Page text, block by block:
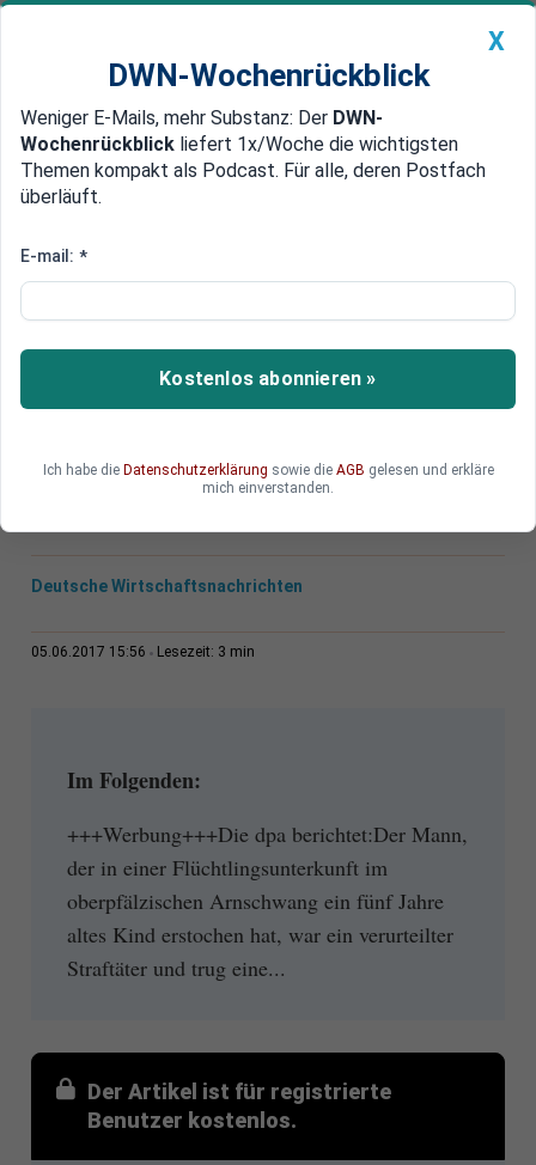
Newsticker MEIN DWN: Geldanlage Premium
Edelmetalle DWN-Magazin China
Mutter schwer verletzt
Oberpfalz: Mörder eines Jungen
war Straftäter mit Fußfessel
In einem Flüchtlingsheim hat ein Mann einen
Straftäter mit Fußfessel.
Deutsche Wirtschaftsnachrichten
05.06.2017 15:56 Lesezeit: 3 min
Im Folgenden:
+++Werbung+++Die dpa berichtet:Der Mann,
der in einer Flüchtlingsunterkunft im
oberpfälzischen Arnschwang ein fünf Jahre
altes Kind erstochen hat, war ein verurteilter
Straftäter und trug eine...
Der Artikel ist für registrierte
Benutzer kostenlos.
X
DWN-Wochenrückblick
Weniger E-Mails, mehr Substanz: Der DWN-
Wochenrückblick liefert 1x/Woche die wichtigsten
Themen kompakt als Podcast. Für alle, deren Postfach
überläuft.
E-mail: *
Kostenlos abonnieren »
Ich habe die Datenschutzerklärung sowie die AGB gelesen und erkläre
mich einverstanden.